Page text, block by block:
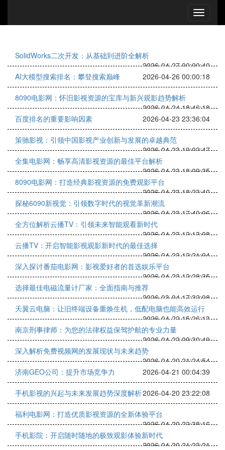
SolidWorks二次开发：从基础到进阶全解析
2026-04-27 00:00:40
AI大模型搜索排名：攀登搜索巅峰
2026-04-26 00:00:18
8090电影网：怀旧影视资源的宝库与新兴观影趋势解析
2026-04-24 18:46:18
百度排名的重要影响因素
2026-04-23 23:36:04
策驰影视：引领中国影视产业创新与发展的卓越典范
2026-04-23 19:02:47
全集电影网：畅享高清影视资源的最佳平台解析
2026-04-23 18:09:35
8090电影网：打造经典影视资源的免费观影平台
2026-04-23 18:23:40
探秘6090新视觉：引领数字时代的视觉革新潮流
2026-04-23 17:40:06
全方位解析云播TV：引领未来智能观看新时代
2026-04-23 12:13:08
云播TV：开启智能影视观影新时代的最佳选择
2026-04-23 12:21:04
深入探讨番茄电影网：影视爱好者的首选娱乐平台
2026-04-23 12:28:35
选择最佳电磁流量计厂家：全面指南与推荐
2026-03-04 17:32:08
天翼云电脑：让旧终端设备重焕生机，低配电脑也能高效运行
2026-04-22 15:26:13
南京刑事律师：为您的法律权益保驾护航的专业力量
2026-04-22 09:30:49
深入解析免费视频网的发展现状与未来趋势
2026-04-20 21:24:54
济南GEO公司：提升市场竞争力
2026-04-21 00:04:39
手机影视的兴起与未来发展趋势深度解析2026-04-20 23:22:08
福利电影网：打造优质影视资源的全新体验平台
2026-04-20 22:38:16
手机影院：开启随时随地的极致观影体验新时代
2026-04-20 21:23:21